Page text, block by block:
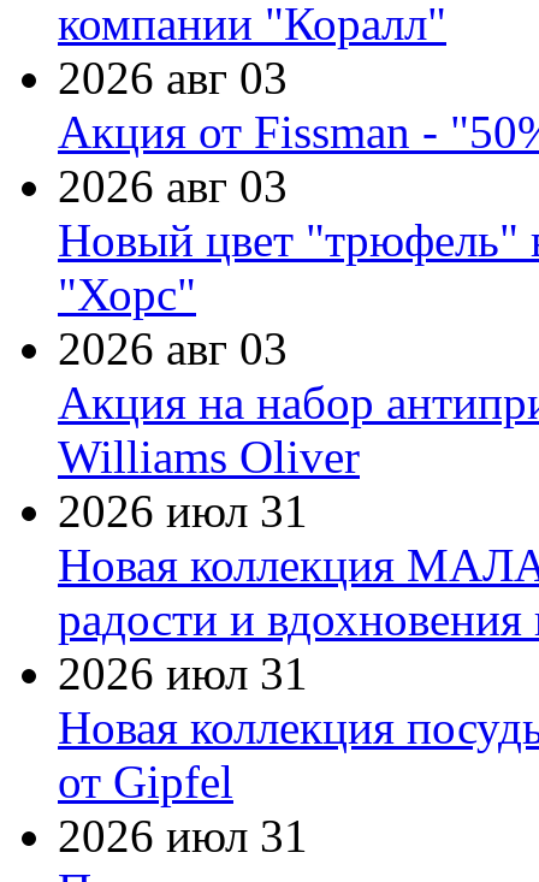
компании "Коралл"
2026 авг 03
Акция от Fissman -
2026 авг 03
Новый цвет "трюфель"
"Хорс"
2026 авг 03
Акция на набор
Williams Oliver
2026 июл 31
Новая коллекция
радости и
2026 июл 31
Новая коллекция
от Gipfel
2026 июл 31